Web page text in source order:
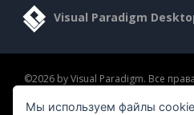
Visual Paradigm
©2026 by Visual Paradigm. Все
Мы используем файлы